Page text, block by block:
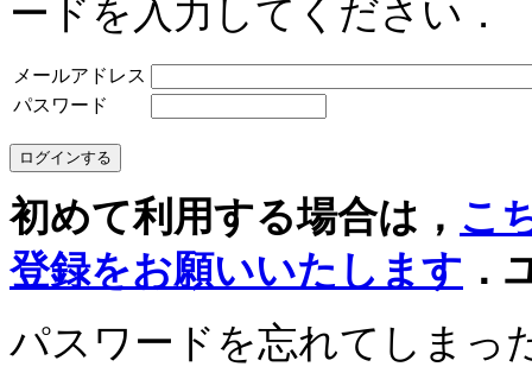
ードを入力してください．
メールアドレス
パスワード
初めて利用する場合は， こ
登録をお願いいたします ．
パスワードを忘れてしまっ